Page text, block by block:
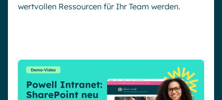
wertvollen Ressourcen für Ihr Team werden.